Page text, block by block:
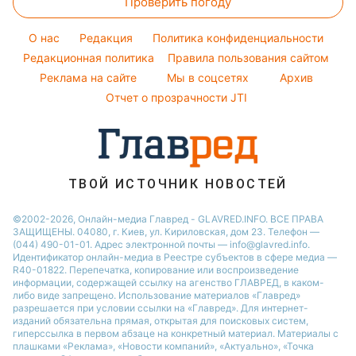
Новости Харькова
Все о шоу-бизнесе
Погода на завтра
Пылевая буря
Уборка
Комнатные растения
Авто
O нас Редакция
Политика конфиденциальности
Редакционная политика
Правила пользования сайтом
Реклама на сайте
Мы в соцсетях
Архив
Отчет о прозрачности JTI
ТВОЙ ИСТОЧНИК НОВОСТЕЙ
©2002-2026, Онлайн-медиа Главред - GLAVRED.INFO. ВСЕ ПРАВА
ЗАЩИЩЕНЫ. 04080, г. Киев, ул. Кириловская, дом 23. Телефон —
(044) 490-01-01. Адрес электронной почты — info@glavred.info.
Идентификатор онлайн-медиа в Реестре cубъектов в сфере медиа —
R40-01822. Перепечатка, копирование или воспроизведение
информации, содержащей ссылку на агенство ГЛАВРЕД, в каком-
либо виде запрещено. Использование материалов «Главред»
разрешается при условии ссылки на «Главред». Для интернет-
изданий обязательна прямая, открытая для поисковых систем,
гиперссылка в первом абзаце на конкретный материал. Материалы с
плашками «Реклама», «Новости компаний», «Актуально», «Точка